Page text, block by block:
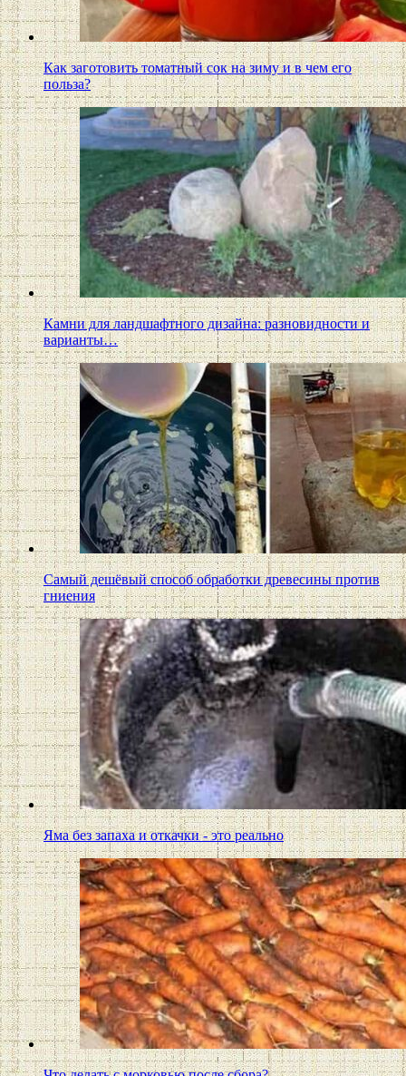
Как заготовить томатный сок на зиму и в чем его
польза?
Камни для ландшафтного дизайна: разновидности и
варианты…
Самый дешёвый способ обработки древесины против
гниения
Яма без запаха и откачки - это реально